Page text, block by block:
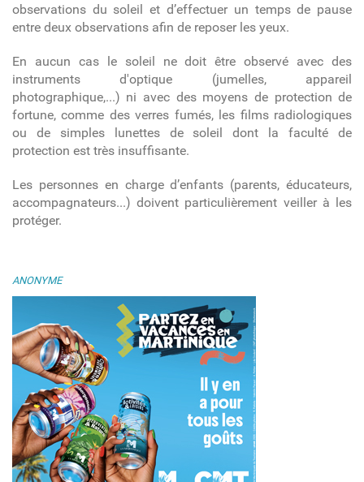
observations du soleil et d’effectuer un temps de pause
entre deux observations afin de reposer les yeux.
En aucun cas le soleil ne doit être observé avec des
instruments d'optique (jumelles, appareil
photographique,...) ni avec des moyens de protection de
fortune, comme des verres fumés, les films radiologiques
ou de simples lunettes de soleil dont la faculté de
protection est très insuffisante.
Les personnes en charge d’enfants (parents, éducateurs,
accompagnateurs...) doivent particulièrement veiller à les
protéger.
ANONYME